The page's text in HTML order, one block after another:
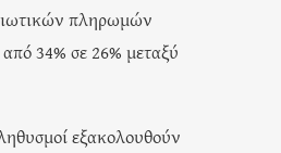
πληρωμών
34% σε 26% μεταξύ
εξακολουθούν